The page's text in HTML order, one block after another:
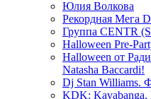
Юлия Волкова
Рекордная Мега
Группа CENTR
Halloween Pre-
Halloween от
Natasha Baccardi!
Dj Stan Williams.
KDK: